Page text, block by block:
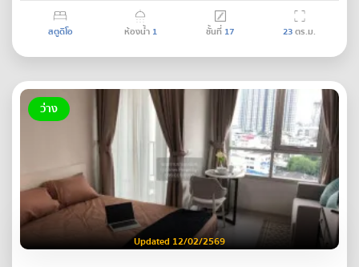
สตูดิโอ ห้องน้ำ 1 ชั้นที่ 17 23ตร.ม.
ว่าง
Updated 12/02/2569